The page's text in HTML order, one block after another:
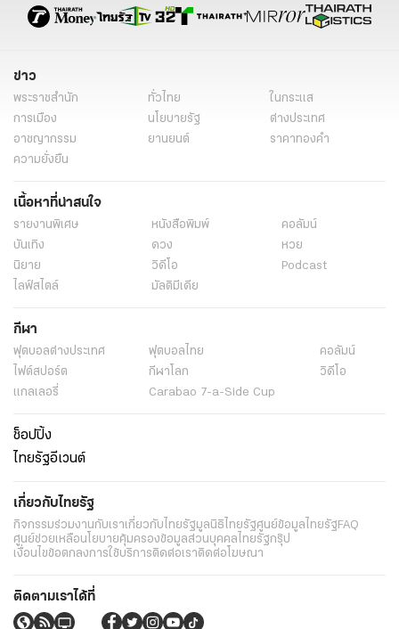
ข่าว
พระราชสำนัก ทั่วไทย
ในกระแส
การเมือง
นโยบายรัฐ
ต่างประเทศ
อาชญากรรม
ยานยนต์
ราคาทองคำ
ความยั่งยืน
เนื้อหาที่น่าสนใจ
รายงานพิเศษ หนังสือพิมพ์
คอลัมน์
บันเทิง
ดวง
หวย
นิยาย
วิดีโอ
Podcast
ไลฟ์สไตล์
มัลติมีเดีย
กีฬา
ฟุตบอลต่่างประเทศ ฟุตบอลไทย
คอลัมน์
ไฟต์สปอร์ต
กีฬาโลก
วิดีโอ
แกลเลอรี่
Carabao 7-a-Side Cup
ช็อปปิ้ง
ไทยรัฐอีเวนต์
เกี่ยวกับไทยรัฐ
กิจกรรมร่วมงานกับเราเกี่ยวกับไทยรัฐมูลนิธิไทยรัฐศูนย์ข้อมูลไทยรัฐFAQ
ศูนย์ช่วยเหลือนโยบายคุ้มครองข้อมูลส่วนบุคคลไทยรัฐกรุ๊ป
เงื่อนไขข้อตกลงการใช้บริการติดต่อเราติดต่อโฆษณา
ติดตามเราได้ที่